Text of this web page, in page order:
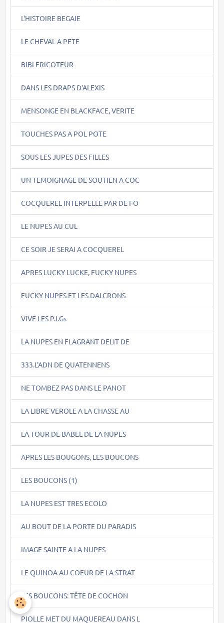
L'HISTOIRE BEGAIE
LE CHEVAL A PETE
BIBI FRICOTEUR
DANS LES DRAPS D'ALEXIS
MENSONGE EN BLACKFACE, VERITE
TOUCHES PAS A POL POTE
SOUS LES JUPES DES FILLES
UN TEMOIGNAGE DE SOUTIEN A COC
COCQUEREL INTERPELLE PAR DE FO
LE NUPES AU CUL
CE SOIR JE SERAI A COCQUEREL
APRES LUCKY LUCKE, FUCKY NUPES
FUCKY NUPES ET LES DALCRONS
VIVE LES P.I.Gs
LA NUPES EN FLAGRANT DELIT DE
333.L'ADN DE QUATENNENS
NE TOMBEZ PAS DANS LE PANOT
LA LIBRE VEROLE A LA CHASSE AU
LA TOUR DE BABEL DE LA NUPES
APRES LES BOUGONS, LES BOUCONS
LES BOUCONS (1)
LA NUPES EST TRES ECOLO
AU BOUT DE LA PORTE DU PARADIS
IMAGE SAINTE A LA NUPES
LE QUINOA AU COEUR DE LA STRAT
LES BOUCONS: TÊTE DE COCHON
PIOLLE MET DU MAQUEREAU DANS L